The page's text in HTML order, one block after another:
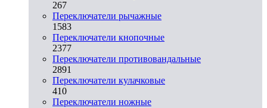
267
Переключатели рычажные
1583
Переключатели кнопочные
2377
Переключатели противовандальные
2891
Переключатели кулачковые
410
Переключатели ножные